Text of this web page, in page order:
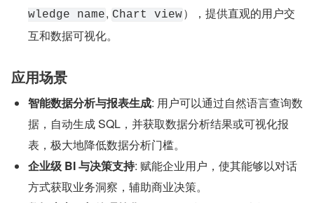
wledge name, Chart view），提供直观的用户交
互和数据可视化。
应用场景
智能数据分析与报表生成: 用户可以通过自然语言查询数
据，自动生成 SQL，并获取数据分析结果或可视化报
表，极大地降低数据分析门槛。
企业级 BI 与决策支持: 赋能企业用户，使其能够以对话
方式获取业务洞察，辅助商业决策。